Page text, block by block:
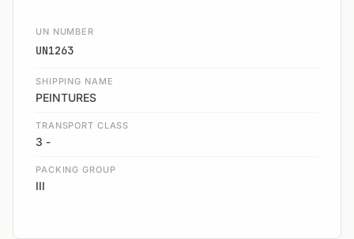
UN NUMBER
UN1263
SHIPPING NAME
PEINTURES
TRANSPORT CLASS
3 -
PACKING GROUP
III